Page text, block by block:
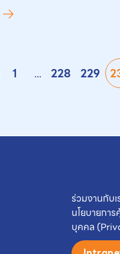
1 ... 228 229
ร่วมงานกับเ
นโยบายกา
บุคคล